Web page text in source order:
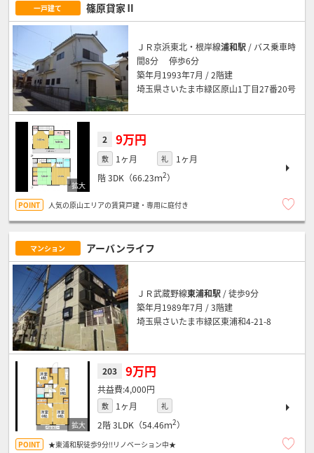
一戸建て 篠原貸家Ⅱ
ＪＲ京浜東北・根岸線浦和駅 / バス乗車時
間8分 停歩6分
築年月1993年7月 / 2階建
埼玉県さいたま市緑区原山1丁目27番20号
2 9万円
敷 1ヶ月 礼
1ヶ月
階3DK（66.23ｍ2）
人気の原山エリアの賃貸戸建・専用に庭付き
マンション アーバンライフ
ＪＲ武蔵野線東浦和駅 / 徒歩9分
築年月1989年7月 / 3階建
埼玉県さいたま市緑区東浦和4-21-8
203 9万円
4,000円
敷 1ヶ月 礼
2階3LDK（54.46ｍ2）
★東浦和駅徒歩9分!!リノベーション中★